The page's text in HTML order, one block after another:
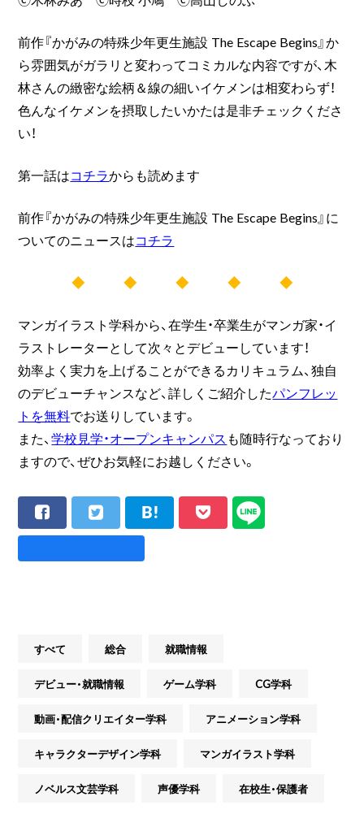
前作『かがみの特殊少年更生施設 The Escape Begins』か
ら雰囲気がガラリと変わってコミカルな内容ですが、木
林さんの緻密な絵柄＆線の細いイケメンは相変わらず！
色んなイケメンを摂取したいかたは是非チェックくださ
い！
第一話はコチラからも読めます
前作『かがみの特殊少年更生施設 The Escape Begins』に
ついてのニュースはコチラ
◆ ◆ ◆ ◆ ◆
マンガイラスト学科から、在学生・卒業生がマンガ家・イ
ラストレーターとして次々とデビューしています！
効率よく実力を上げることができるカリキュラム、独自
のデビューチャンスなど、詳しくご紹介したパンフレッ
トを無料でお送りしています。
また、学校見学・オープンキャンパス も随時行なっており
ますので、ぜひお気軽にお越しください。
すべて 総合 就職情報
デビュー・就職情報 ゲーム学科 CG学科
動画・配信クリエイター学科 アニメーション学科
キャラクターデザイン学科 マンガイラスト学科
ノベルス文芸学科 声優学科 在校生・保護者